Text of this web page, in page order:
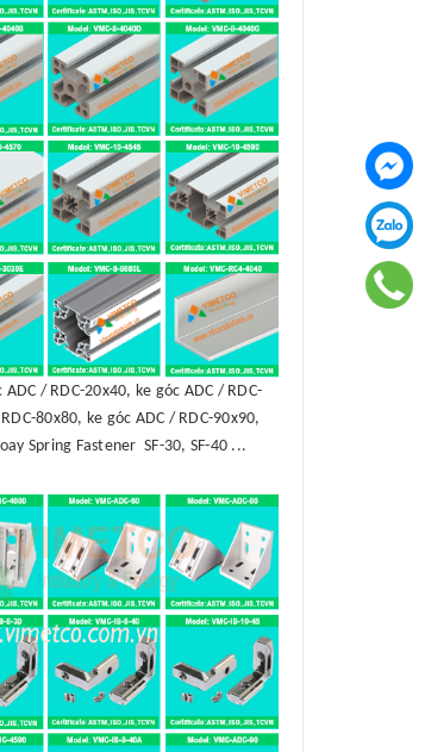
/ RDC-20x40, ke góc ADC / RDC-
80x80, ke góc ADC / RDC-90x90,
Spring Fastener SF-30, SF-40 ...